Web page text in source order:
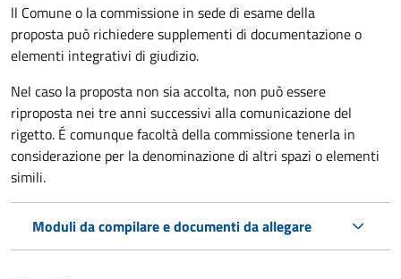
ll Comune o la commissione in sede di esame della
proposta può richiedere supplementi di documentazione o
elementi integrativi di giudizio.
Nel caso la proposta non sia accolta, non può essere
riproposta nei tre anni successivi alla comunicazione del
rigetto. É comunque facoltà della commissione tenerla in
considerazione per la denominazione di altri spazi o elementi
simili.
Moduli da compilare e documenti da allegare